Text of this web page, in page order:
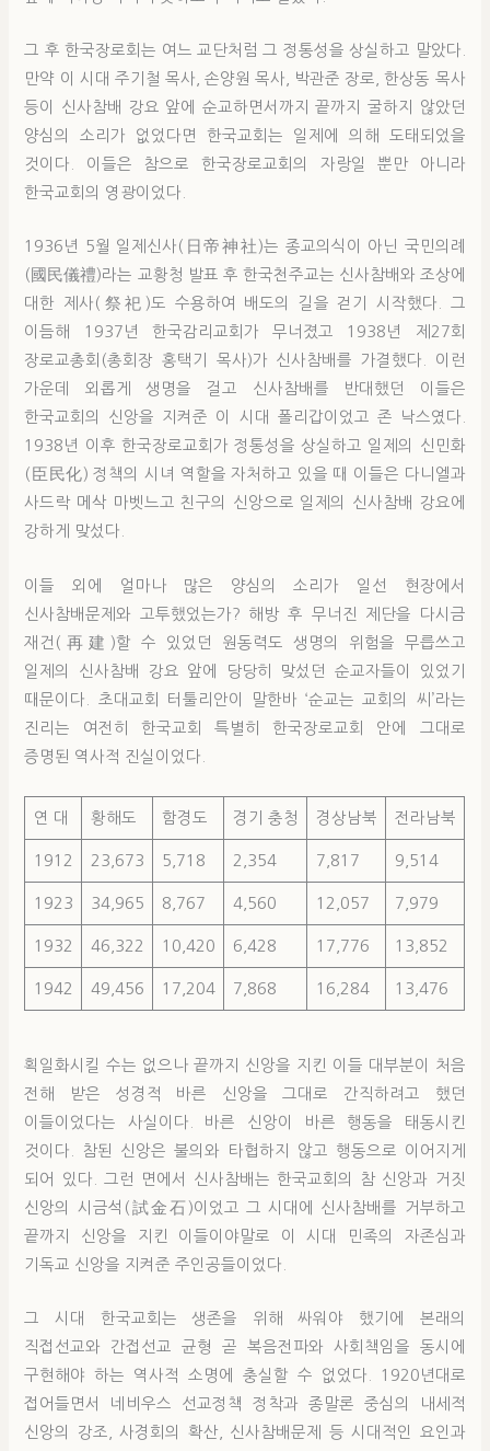
그 후 한국장로회는 여느 교단처럼 그 정통성을 상실하고 말았다.
만약 이 시대 주기철 목사, 손양원 목사, 박관준 장로, 한상동 목사
등이 신사참배 강요 앞에 순교하면서까지 끝까지 굴하지 않았던
양심의 소리가 없었다면 한국교회는 일제에 의해 도태되었을
것이다. 이들은 참으로 한국장로교회의 자랑일 뿐만 아니라
한국교회의 영광이었다.
1936년 5월 일제신사(日帝神社)는 종교의식이 아닌 국민의례
(國民儀禮)라는 교황청 발표 후 한국천주교는 신사참배와 조상에
대한 제사(祭祀)도 수용하여 배도의 길을 걷기 시작했다. 그
이듬해 1937년 한국감리교회가 무너졌고 1938년 제27회
장로교총회(총회장 홍택기 목사)가 신사참배를 가결했다. 이런
가운데 외롭게 생명을 걸고 신사참배를 반대했던 이들은
한국교회의 신앙을 지켜준 이 시대 폴리갑이었고 존 낙스였다.
1938년 이후 한국장로교회가 정통성을 상실하고 일제의 신민화
(臣民化) 정책의 시녀 역할을 자처하고 있을 때 이들은 다니엘과
사드락 메삭 마벳느고 친구의 신앙으로 일제의 신사참배 강요에
강하게 맞섰다.
이들 외에 얼마나 많은 양심의 소리가 일선 현장에서
신사참배문제와 고투했었는가? 해방 후 무너진 제단을 다시금
재건(再建)할 수 있었던 원동력도 생명의 위험을 무릅쓰고
일제의 신사참배 강요 앞에 당당히 맞섰던 순교자들이 있었기
때문이다. 초대교회 터툴리안이 말한바 ‘순교는 교회의 씨’라는
진리는 여전히 한국교회 특별히 한국장로교회 안에 그대로
증명된 역사적 진실이었다.
연 대 황해도 함경도 경기 충청 경상남북 전라남북
1912 23,673 5,718 2,354 7,817 9,514
1923 34,965 8,767 4,560 12,057 7,979
1932 46,322 10,420 6,428 17,776 13,852
1942 49,456 17,204 7,868 16,284 13,476
획일화시킬 수는 없으나 끝까지 신앙을 지킨 이들 대부분이 처음
전해 받은 성경적 바른 신앙을 그대로 간직하려고 했던
이들이었다는 사실이다. 바른 신앙이 바른 행동을 태동시킨
것이다. 참된 신앙은 불의와 타협하지 않고 행동으로 이어지게
되어 있다. 그런 면에서 신사참배는 한국교회의 참 신앙과 거짓
신앙의 시금석(試金石)이었고 그 시대에 신사참배를 거부하고
끝까지 신앙을 지킨 이들이야말로 이 시대 민족의 자존심과
기독교 신앙을 지켜준 주인공들이었다.
그 시대 한국교회는 생존을 위해 싸워야 했기에 본래의
직접선교와 간접선교 균형 곧 복음전파와 사회책임을 동시에
구현해야 하는 역사적 소명에 충실할 수 없었다. 1920년대로
접어들면서 네비우스 선교정책 정착과 종말론 중심의 내세적
신앙의 강조, 사경회의 확산, 신사참배문제 등 시대적인 요인과